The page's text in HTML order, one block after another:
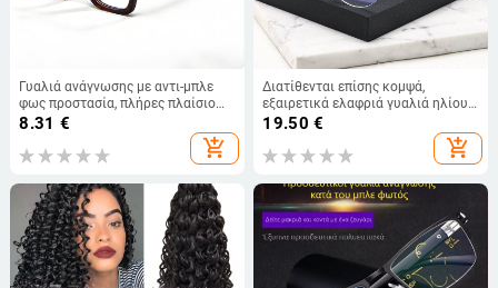
Γυαλιά ανάγνωσης με αντι-μπλε
φως προστασία, πλήρες πλαίσιο
από PC, συμβατά με μυωπία, για
μεσήλικες και ηλικιωμένους
8.31 €
add_shopping_cart
Διατίθενται επίσης κομψά,
εξαιρετικά ελαφριά γυαλιά ηλίου
χωρίς σκελετό, κατασκευασμένα
από αφρό μνήμης, με στρογγυλό
σκελετό, universal, απλά και
σκελετούς φακών οράσεως.
19.50 €
add_shopping_cart